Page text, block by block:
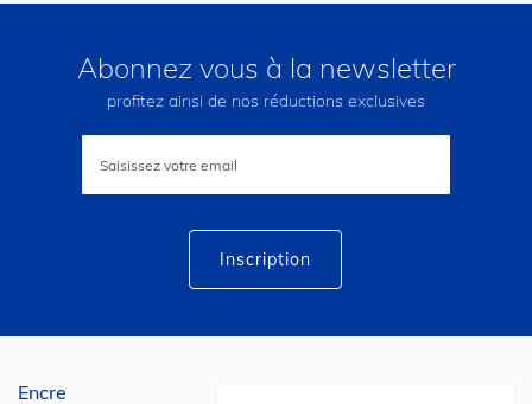
Abonnez vous à la newsletter
profitez ainsi de nos réductions exclusives
lettre
Inscription
Encre